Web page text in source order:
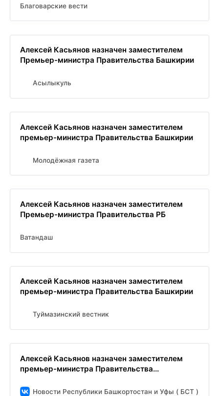
Благоварские вести
Алексей Касьянов назначен заместителем
Премьер-министра Правительства Башкирии
Асылыкуль
Алексей Касьянов назначен заместителем
премьер-министра Правительства Башкирии
Молодёжная газета
Алексей Касьянов назначен заместителем
Премьер-министра Правительства РБ
Ватандаш
Алексей Касьянов назначен заместителем
премьер-министра Правительства Башкирии
Туймазинский вестник
Алексей Касьянов назначен заместителем
премьер-министра Правительства...
Новости Республики Башкортостан и Уфы ( БСТ )